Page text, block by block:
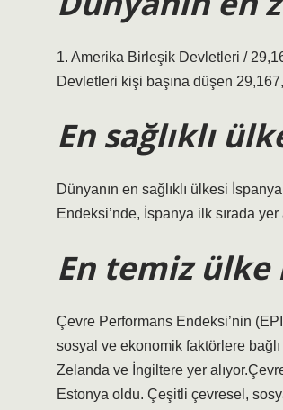
1. Amerika Birleşik Devletleri /
Devletleri kişi başına düşen
En sağlıklı
Dünyanın en sağlıklı ülkesi
Endeksi’nde, İspanya ilk sırada yer
En temiz
Çevre Performans Endeksi’nin
sosyal ve ekonomik faktörlere
Zelanda ve İngiltere yer
Estonya oldu. Çeşitli çevresel,